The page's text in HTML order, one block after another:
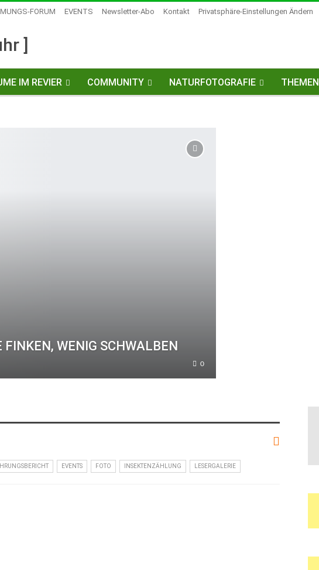
FORUM EVENTS Newsletter-Abo Kontakt Privatsphäre-Einstellungen Ändern
]
IM REVIER COMMUNITY NATURFOTOGRAFIE THEMEN
WENIG SCHWALBEN
0
EVENTS FOTO INSEKTENZÄHLUNG LESERGALERIE